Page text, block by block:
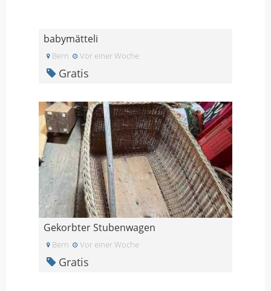
babymätteli
Bern Vor einer Woche
Gratis
Gekorbter Stubenwagen
Bern Vor einer Woche
Gratis